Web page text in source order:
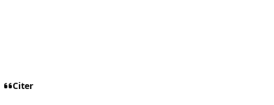
Citer